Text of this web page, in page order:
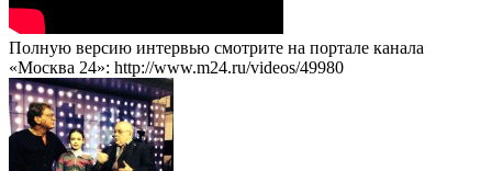
Полную версию интервью смотрите на портале канала
«Москва 24»: http://www.m24.ru/videos/49980